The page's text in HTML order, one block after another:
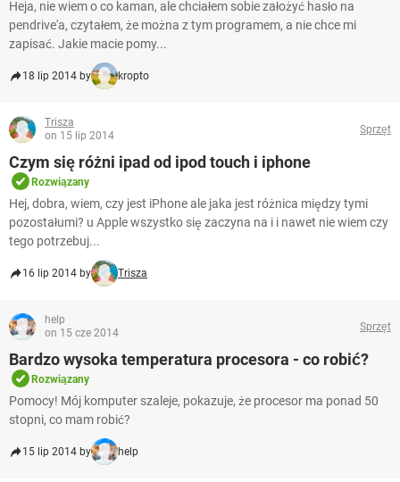
Heja, nie wiem o co kaman, ale chciałem sobie założyć hasło na
pendrive'a, czytałem, że można z tym programem, a nie chce mi
zapisać. Jakie macie pomy...
18 lip 2014 by kropto
Trisza
on 15 lip 2014
Sprzęt
Czym się różni ipad od ipod touch i iphone
Rozwiązany
Hej, dobra, wiem, czy jest iPhone ale jaka jest różnica między tymi
pozostałumi? u Apple wszystko się zaczyna na i i nawet nie wiem czy
tego potrzebuj...
16 lip 2014 by Trisza
help
on 15 cze 2014
Sprzęt
Bardzo wysoka temperatura procesora - co robić?
Rozwiązany
Pomocy! Mój komputer szaleje, pokazuje, że procesor ma ponad 50
stopni, co mam robić?
15 lip 2014 by help